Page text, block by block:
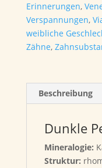
Erinnerungen,
Verspannungen,
weibliche
Zähne,
Beschreibung
Dunkle
Mineralogie:
Struktur: